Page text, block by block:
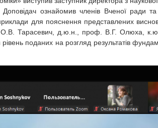
. Доповідач ознайомив членів Вченої ради
для пояснення представлених
О.В. Тарасевич, д.ю.н., проф. В.Г. Олюха,
поданих на розгляд результатів